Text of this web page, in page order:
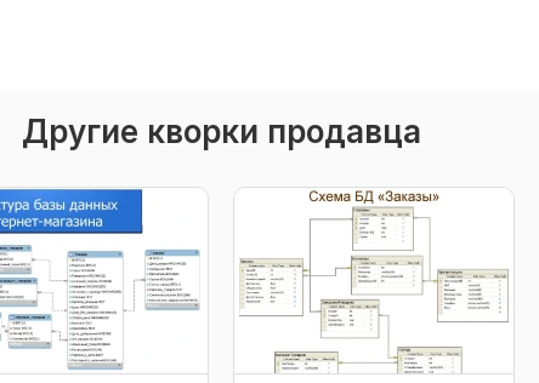
Другие кворки продавца